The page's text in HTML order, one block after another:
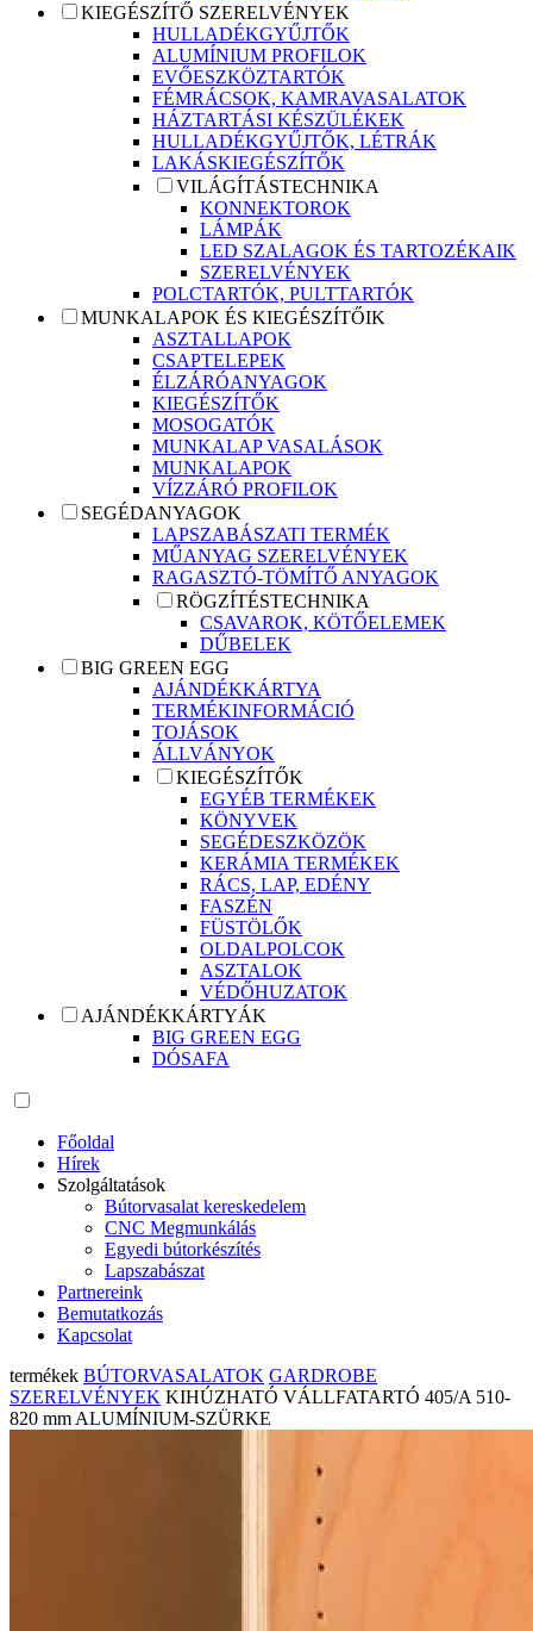
KIEGÉSZÍTŐ SZERELVÉNYEK
HULLADÉKGYŰJTŐK
ALUMÍNIUM PROFILOK
EVŐESZKÖZTARTÓK
FÉMRÁCSOK, KAMRAVASALATOK
HÁZTARTÁSI KÉSZÜLÉKEK
HULLADÉKGYŰJTŐK, LÉTRÁK
LAKÁSKIEGÉSZÍTŐK
VILÁGÍTÁSTECHNIKA
KONNEKTOROK
LÁMPÁK
LED SZALAGOK ÉS TARTOZÉKAIK
SZERELVÉNYEK
POLCTARTÓK, PULTTARTÓK
MUNKALAPOK ÉS KIEGÉSZÍTŐIK
ASZTALLAPOK
CSAPTELEPEK
ÉLZÁRÓANYAGOK
KIEGÉSZÍTŐK
MOSOGATÓK
MUNKALAP VASALÁSOK
MUNKALAPOK
VÍZZÁRÓ PROFILOK
SEGÉDANYAGOK
LAPSZABÁSZATI TERMÉK
MŰANYAG SZERELVÉNYEK
RAGASZTÓ-TÖMÍTŐ ANYAGOK
RÖGZÍTÉSTECHNIKA
CSAVAROK, KÖTŐELEMEK
DŰBELEK
BIG GREEN EGG
AJÁNDÉKKÁRTYA
TERMÉKINFORMÁCIÓ
TOJÁSOK
ÁLLVÁNYOK
KIEGÉSZÍTŐK
EGYÉB TERMÉKEK
KÖNYVEK
SEGÉDESZKÖZÖK
KERÁMIA TERMÉKEK
RÁCS, LAP, EDÉNY
FASZÉN
FÜSTÖLŐK
OLDALPOLCOK
ASZTALOK
VÉDŐHUZATOK
AJÁNDÉKKÁRTYÁK
BIG GREEN EGG
DÓSAFA
Főoldal
Hírek
Szolgáltatások
Bútorvasalat kereskedelem
CNC Megmunkálás
Egyedi bútorkészítés
Lapszabászat
Partnereink
Bemutatkozás
Kapcsolat
termékek BÚTORVASALATOK GARDROBE
SZERELVÉNYEK KIHÚZHATÓ VÁLLFATARTÓ 405/A 510-
820 mm ALUMÍNIUM-SZÜRKE